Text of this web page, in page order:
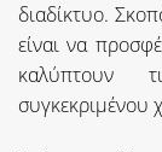
διαδίκτυο.
είναι να
καλύπτουν
συγκεκριμένου